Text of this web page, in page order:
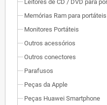
Leitores de CD / DVD para
Memórias Ram para portáteis
Monitores Portáteis
Outros acessórios
Outros conectores
Parafusos
Peças da Apple
Peças Huawei Smartphone